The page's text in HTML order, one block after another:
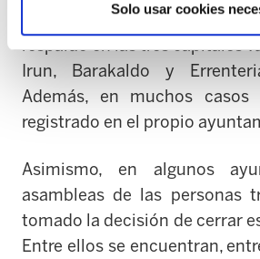
Solo usar cookies
LAB. Cabe destacar que
respaldo en las tres capitales
Irun, Barakaldo y
Además, en muchos
registrado en el propio
Asimismo, en algunos
asambleas de las personas
tomado la decisión de cerrar
Entre ellos se encuentran,